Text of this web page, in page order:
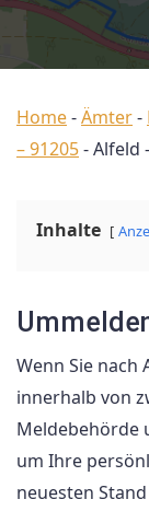
Home-Ämter-
– 91205-Alfeld
Inhalte
Wenn Sie nach
innerhalb von
Meldebehörde
um Ihre
neuesten